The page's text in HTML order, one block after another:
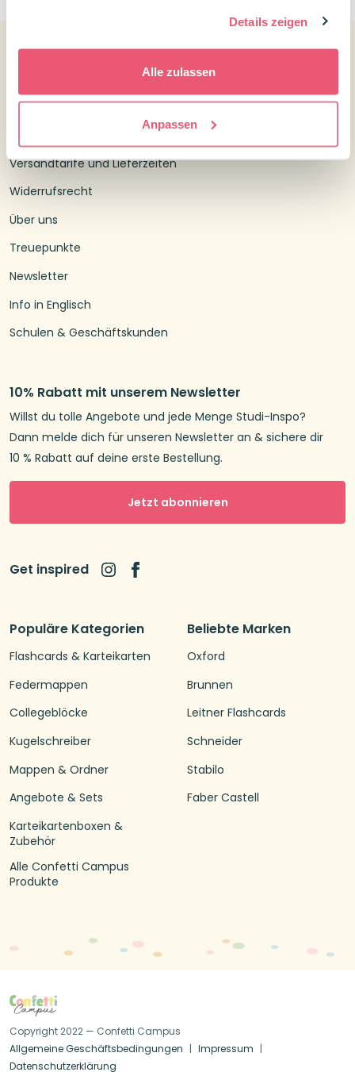
Details zeigen
Alle zulassen
Anpassen
Populäre Kategorien
Flashcards & Karteikarten
Federmappen
Collegeblöcke
Kugelschreiber
Mappen & Ordner
Angebote & Sets
Karteikartenboxen &
Zubehör
Alle Confetti Campus
Produkte
Beliebte Marken
Oxford
Brunnen
Leitner Flashcards
Schneider
Stabilo
Faber Castell
Kontakt Confetti Campus
Versandtarife und Lieferzeiten
Widerrufsrecht
Über uns
Treuepunkte
Newsletter
Info in Englisch
Schulen & Geschäftskunden
10% Rabatt mit unserem Newsletter
Willst du tolle Angebote und jede Menge Studi-Inspo?
Dann melde dich für unseren Newsletter an & sichere dir
10 % Rabatt auf deine erste Bestellung.
Jetzt abonnieren
Get inspired
Copyright 2022 — Confetti Campus
Allgemeine Geschäftsbedingungen
Impressum
Datenschutzerklärung